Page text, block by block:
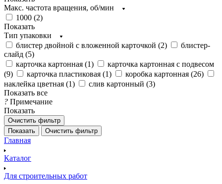
Макс. частота вращения, об/мин
1000 (2)
Показать
Тип упаковки
блистер двойной с вложенной карточкой (2)
блистер-
слайд (5)
карточка картонная (1)
карточка картонная с подвесом
(9) карточка пластиковая (1) коробка картонная (26)
наклейка цветная (1) слив картонный (3)
Показать все
? Примечание
Показать
Очистить фильтр
Показать
Очистить фильтр
Главная
Каталог
Для строительных работ